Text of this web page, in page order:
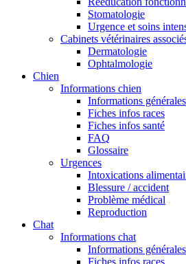
Stomatologie
Urgence et soins
Cabinets vétérinaires
Dermatologie
Ophtalmologie
Chien
Informations chien
Informations générales
Fiches infos races
Fiches infos santé
FAQ
Glossaire
Urgences
Intoxications
Blessure / accident
Problème médical
Reproduction
Chat
Informations chat
Informations générales
Fiches infos races